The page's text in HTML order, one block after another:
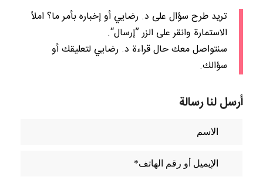
تريد طرح سؤال على د. رضايي أو إخباره بأمر ما؟ املاً
الاستمارة وانقر على الزر ”إرسال“.
سنتواصل معك حال قراءة د. رضايي لتعليقك أو
سؤالك.
أرسل لنا رسالة